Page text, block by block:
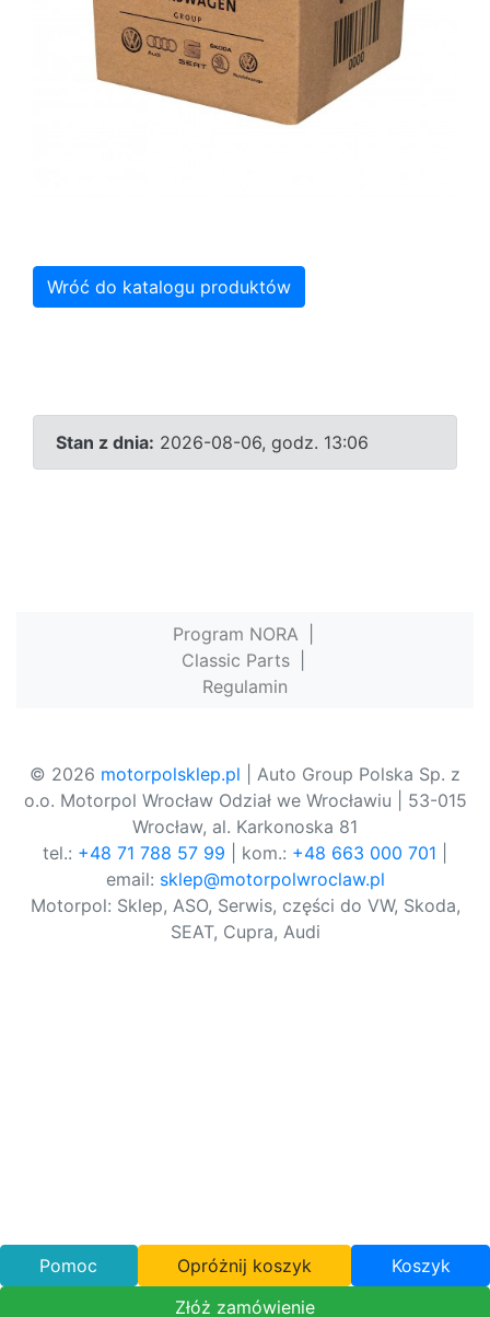
Wróć do katalogu produktów
Stan z dnia: 2026-08-06, godz. 13:06
Program NORA
Classic Parts
Regulamin
© 2026 motorpolsklep.pl | Auto Group Polska Sp. z
o.o. Motorpol Wrocław Odział we Wrocławiu | 53-015
Wrocław, al. Karkonoska 81
tel.: +48 71 788 57 99 | kom.: +48 663 000 701
email: sklep@motorpolwroclaw.pl
Motorpol: Sklep, ASO, Serwis, części do VW, Skoda,
SEAT, Cupra, Audi
Pomoc Opróżnij koszyk
Koszyk
Złóż zamówienie